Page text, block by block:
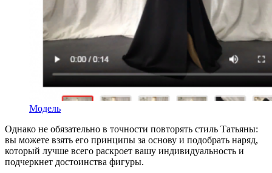
Модель
Однако не обязательно в точности повторять стиль Татьяны:
вы можете взять его принципы за основу и подобрать наряд,
который лучше всего раскроет вашу индивидуальность и
подчеркнет достоинства фигуры.